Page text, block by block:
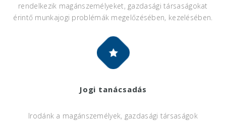
rendelkezik magánszemélyeket, gazdasági társaságokat
érintő munkajogi problémák megelőzésében, kezelésében.
Jogi tanácsadás
Irodánk a magánszemélyek, gazdasági társaságok